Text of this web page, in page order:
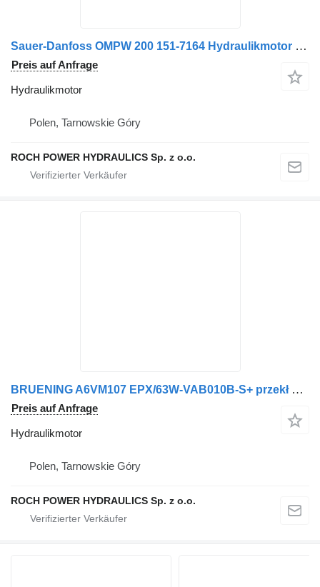
Sauer-Danfoss OMPW 200 151-7164 Hydraulikmotor für Johnston 142 101T Kehrmaschine
Preis auf Anfrage
Hydraulikmotor
Polen, Tarnowskie Góry
ROCH POWER HYDRAULICS Sp. z o.o.
BRUENING A6VM107 EPX/63W-VAB010B-S+ przekł Hydraulikmotor für LEITNER LH500 Pistenraupe
Preis auf Anfrage
Hydraulikmotor
Polen, Tarnowskie Góry
ROCH POWER HYDRAULICS Sp. z o.o.